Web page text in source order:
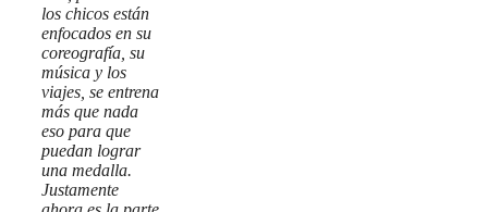
los chicos están
enfocados en su
coreografía, su
música y los
viajes, se entrena
más que nada
eso para que
puedan lograr
una medalla.
Justamente